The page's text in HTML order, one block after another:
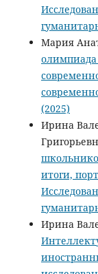
Мария
(2025)
Ирина
итоги,
Ирина